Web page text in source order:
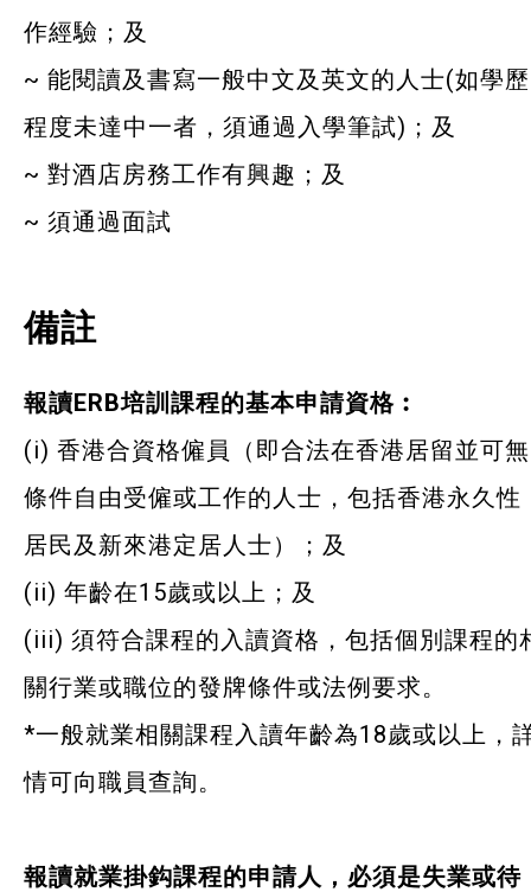
作經驗；及
~ 能閱讀及書寫一般中文及英文的人士(如學歷
程度未達中一者，須通過入學筆試)；及
~ 對酒店房務工作有興趣；及
~ 須通過面試
備註
報讀ERB培訓課程的基本申請資格︰
(i) 香港合資格僱員（即合法在香港居留並可無
條件自由受僱或工作的人士，包括香港永久性
居民及新來港定居人士）；及
(ii) 年齡在15歲或以上；及
(iii) 須符合課程的入讀資格，包括個別課程的
關行業或職位的發牌條件或法例要求。
*一般就業相關課程入讀年齡為18歲或以上，
情可向職員查詢。
報讀就業掛鈎課程的申請人，必須是失業或待